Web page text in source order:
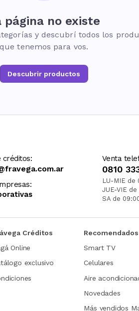
página no existe
y descubrí todos los
que tenemos para vos.
Descubrir productos
créditos: Venta
0810
LU-MIE de
JUE-VIE
SA de
Créditos
Online
exclusivo
Recomendados
Smart TV
Celulares
Aire
Novedades
Más vendidos